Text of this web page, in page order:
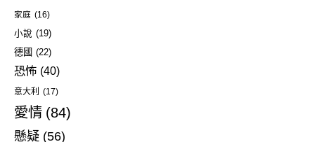
家庭 (16)
小說 (19)
德國 (22)
恐怖 (40)
意大利 (17)
愛情 (84)
懸疑 (56)